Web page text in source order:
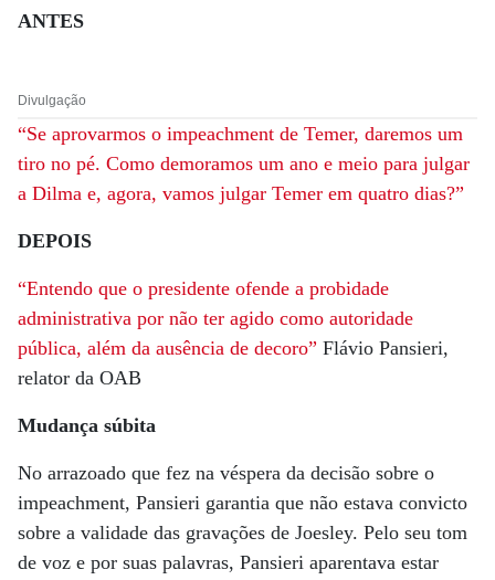
ANTES
Divulgação
“Se aprovarmos o impeachment de Temer, daremos um
tiro no pé. Como demoramos um ano e meio para julgar
a Dilma e, agora, vamos julgar Temer em quatro dias?”
DEPOIS
“Entendo que o presidente ofende a probidade
administrativa por não ter agido como autoridade
pública, além da ausência de decoro” Flávio Pansieri,
relator da OAB
Mudança súbita
No arrazoado que fez na véspera da decisão sobre o
impeachment, Pansieri garantia que não estava convicto
sobre a validade das gravações de Joesley. Pelo seu tom
de voz e por suas palavras, Pansieri aparentava estar